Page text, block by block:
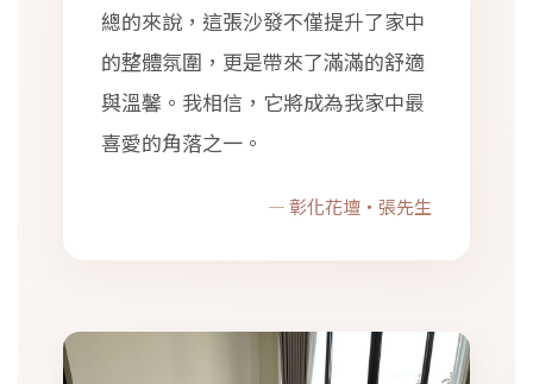
總的來說，這張沙發不僅提升了家中
的整體氛圍，更是帶來了滿滿的舒適
與溫馨。我相信，它將成為我家中最
喜愛的角落之一。
— 彰化花壇・張先生